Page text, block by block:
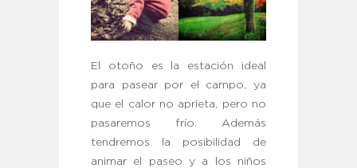
El otoño es la estación ideal
para pasear por el campo, ya
que el calor no aprieta, pero no
pasaremos frío. Además
tendremos la posibilidad de
animar el paseo y a los niños